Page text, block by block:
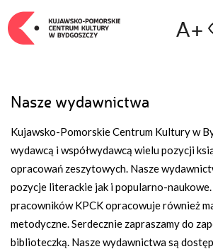
A+
Nasze wydawnictwa
Kujawsko-Pomorskie Centrum Kultury w
wydawcą i współwydawcą wielu pozycji
opracowań zeszytowych. Nasze
pozycje literackie jak i popularno-naukowe.
pracowników KPCK opracowuje również
metodyczne. Serdecznie zapraszamy do
biblioteczką. Nasze wydawnictwa są